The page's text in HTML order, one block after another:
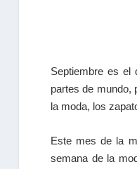
Septiembre es el
partes de mundo,
la moda, los
Este mes de la
semana de la